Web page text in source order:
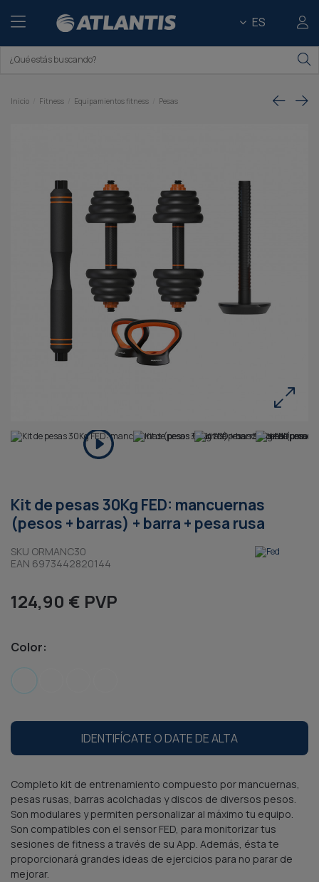
ES
Inicio Fitness Equipamientos fitness Pesas
Kit de pesas 30Kg FED: mancuernas
(pesos + barras) + barra + pesa rusa
SKU ORMANC30
EAN 6973442820144
124,90 € PVP
Color:
IDENTIFÍCATE O DATE DE ALTA
Completo kit de entrenamiento compuesto por mancuernas,
pesas rusas, barras acolchadas y discos de diversos pesos.
Son modulares y permiten personalizar al máximo tu equipo.
Son compatibles con el sensor FED, para monitorizar tus
sesiones de fitness a través de su App. Además, ésta te
proporcionará grandes ideas de ejercicios para no parar de
mejorar.